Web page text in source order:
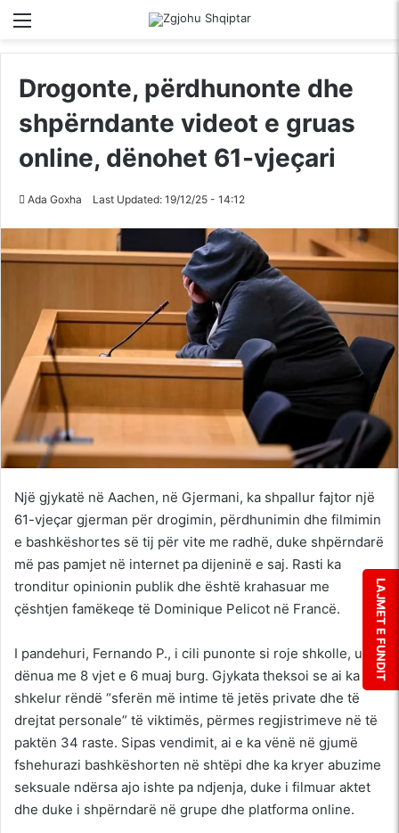
Drogonte, përdhunonte dhe
shpërndante videot e gruas
online, dënohet 61-vjeçari
Ada Goxha Last Updated: 19/12/25 - 14:12
Një gjykatë në Aachen, në Gjermani, ka shpallur fajtor një
61-vjeçar gjerman për drogimin, përdhunimin dhe filmimin
e bashkëshortes së tij për vite me radhë, duke shpërndarë
më pas pamjet në internet pa dijeninë e saj. Rasti ka
tronditur opinionin publik dhe është krahasuar me
çështjen famëkeqe të Dominique Pelicot në Francë.
I pandehuri, Fernando P., i cili punonte si roje shkolle, u
dënua me 8 vjet e 6 muaj burg. Gjykata theksoi se ai ka
shkelur rëndë “sferën më intime të jetës private dhe të
drejtat personale” të viktimës, përmes regjistrimeve në të
paktën 34 raste. Sipas vendimit, ai e ka vënë në gjumë
fshehurazi bashkëshorten në shtëpi dhe ka kryer abuzime
seksuale ndërsa ajo ishte pa ndjenja, duke i filmuar aktet
dhe duke i shpërndarë në grupe dhe platforma online.
LAJMET E FUNDIT